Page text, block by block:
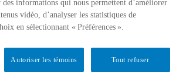
informations qui nous permettent d’améliorer
vidéo, d’analyser les statistiques de
en sélectionnant « Préférences ».
Tout refuser
Autoriser les témoins